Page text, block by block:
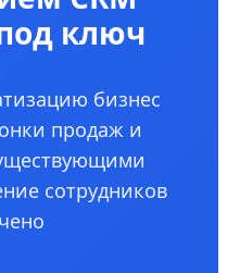
ключ
бизнес
продаж и
сотрудников